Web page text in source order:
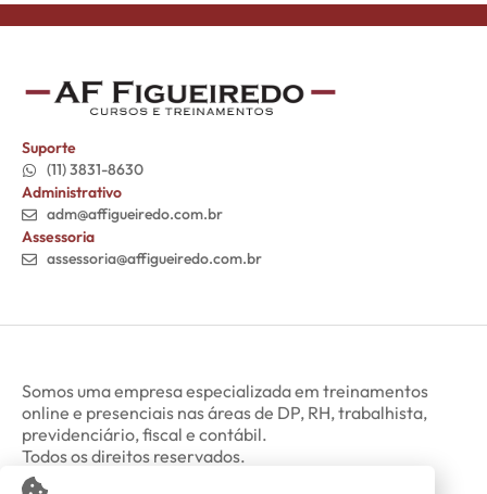
Suporte
(11) 3831-8630
Administrativo
adm@affigueiredo.com.br
Assessoria
assessoria@affigueiredo.com.br
Somos uma empresa especializada em treinamentos
online e presenciais nas áreas de DP, RH, trabalhista,
previdenciário, fiscal e contábil.
Todos os direitos reservados.